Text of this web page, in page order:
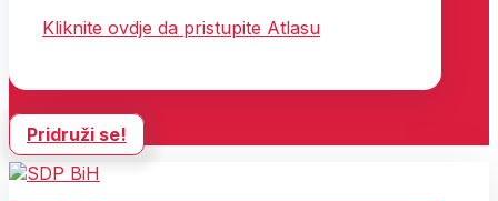
Kliknite ovdje da pristupite Atlasu
Pridruži se!